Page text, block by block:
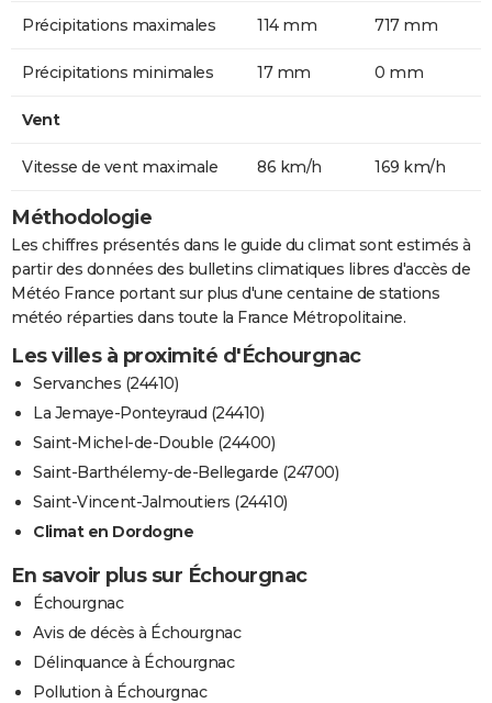
Précipitations maximales 114 mm 717 mm
Précipitations minimales 17 mm 0 mm
Vent
Vitesse de vent maximale 86 km/h 169 km/h
Méthodologie
Les chiffres présentés dans le guide du climat sont estimés à
partir des données des bulletins climatiques libres d'accès de
Météo France portant sur plus d'une centaine de stations
météo réparties dans toute la France Métropolitaine.
Les villes à proximité d'Échourgnac
Servanches (24410)
La Jemaye-Ponteyraud (24410)
Saint-Michel-de-Double (24400)
Saint-Barthélemy-de-Bellegarde (24700)
Saint-Vincent-Jalmoutiers (24410)
Climat en Dordogne
En savoir plus sur Échourgnac
Échourgnac
Avis de décès à Échourgnac
Délinquance à Échourgnac
Pollution à Échourgnac